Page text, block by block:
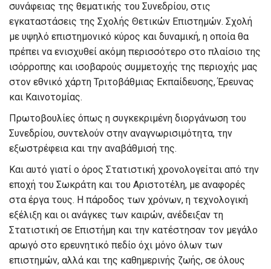
συνάφειας της θεματικής του Συνεδρίου, στις
εγκαταστάσεις της Σχολής Θετικών Επιστημών. Σχολή
με υψηλό επιστημονικό κύρος και δυναμική, η οποία θα
πρέπει να ενισχυθεί ακόμη περισσότερο στο πλαίσιο της
ισόρροπης και ισοβαρούς συμμετοχής της περιοχής μας
στον εθνικό χάρτη Τριτοβάθμιας Εκπαίδευσης, Έρευνας
και Καινοτομίας.
Πρωτοβουλίες όπως η συγκεκριμένη διοργάνωση του
Συνεδρίου, συντελούν στην αναγνωρισιμότητα, την
εξωστρέφεια και την αναβάθμισή της.
Και αυτό γιατί ο όρος Στατιστική χρονολογείται από την
εποχή του Σωκράτη και του Αριστοτέλη, με αναφορές
στα έργα τους. Η πάροδος των χρόνων, η τεχνολογική
εξέλιξη και οι ανάγκες των καιρών, ανέδειξαν τη
Στατιστική σε Επιστήμη και την κατέστησαν τον μεγάλο
αρωγό στο ερευνητικό πεδίο όχι μόνο όλων των
επιστημών, αλλά και της καθημερινής ζωής, σε όλους